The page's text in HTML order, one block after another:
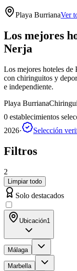
Playa BurrianaVer
Los mejores
Nerja
Los mejores hoteles
con chiringuitos y
e independiente.
Playa Burriana
0 establecimientos
2026· Selección
Filtros
2
Limpiar todo
Solo destacados
Ubicación1
Málaga
Marbella